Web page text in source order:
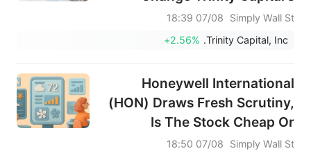
(TRIN) Investment Narrative?
Simply Wall St
07/08 18:39
Trinity Capital, Inc.
+2.56%
Honeywell International
(HON) Draws Fresh Scrutiny,
Is The Stock Cheap Or
Pricey?
Simply Wall St
07/08 18:50